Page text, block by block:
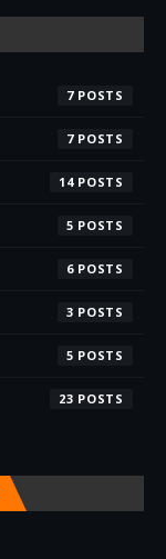
7
7
14
5
6
3
5
23